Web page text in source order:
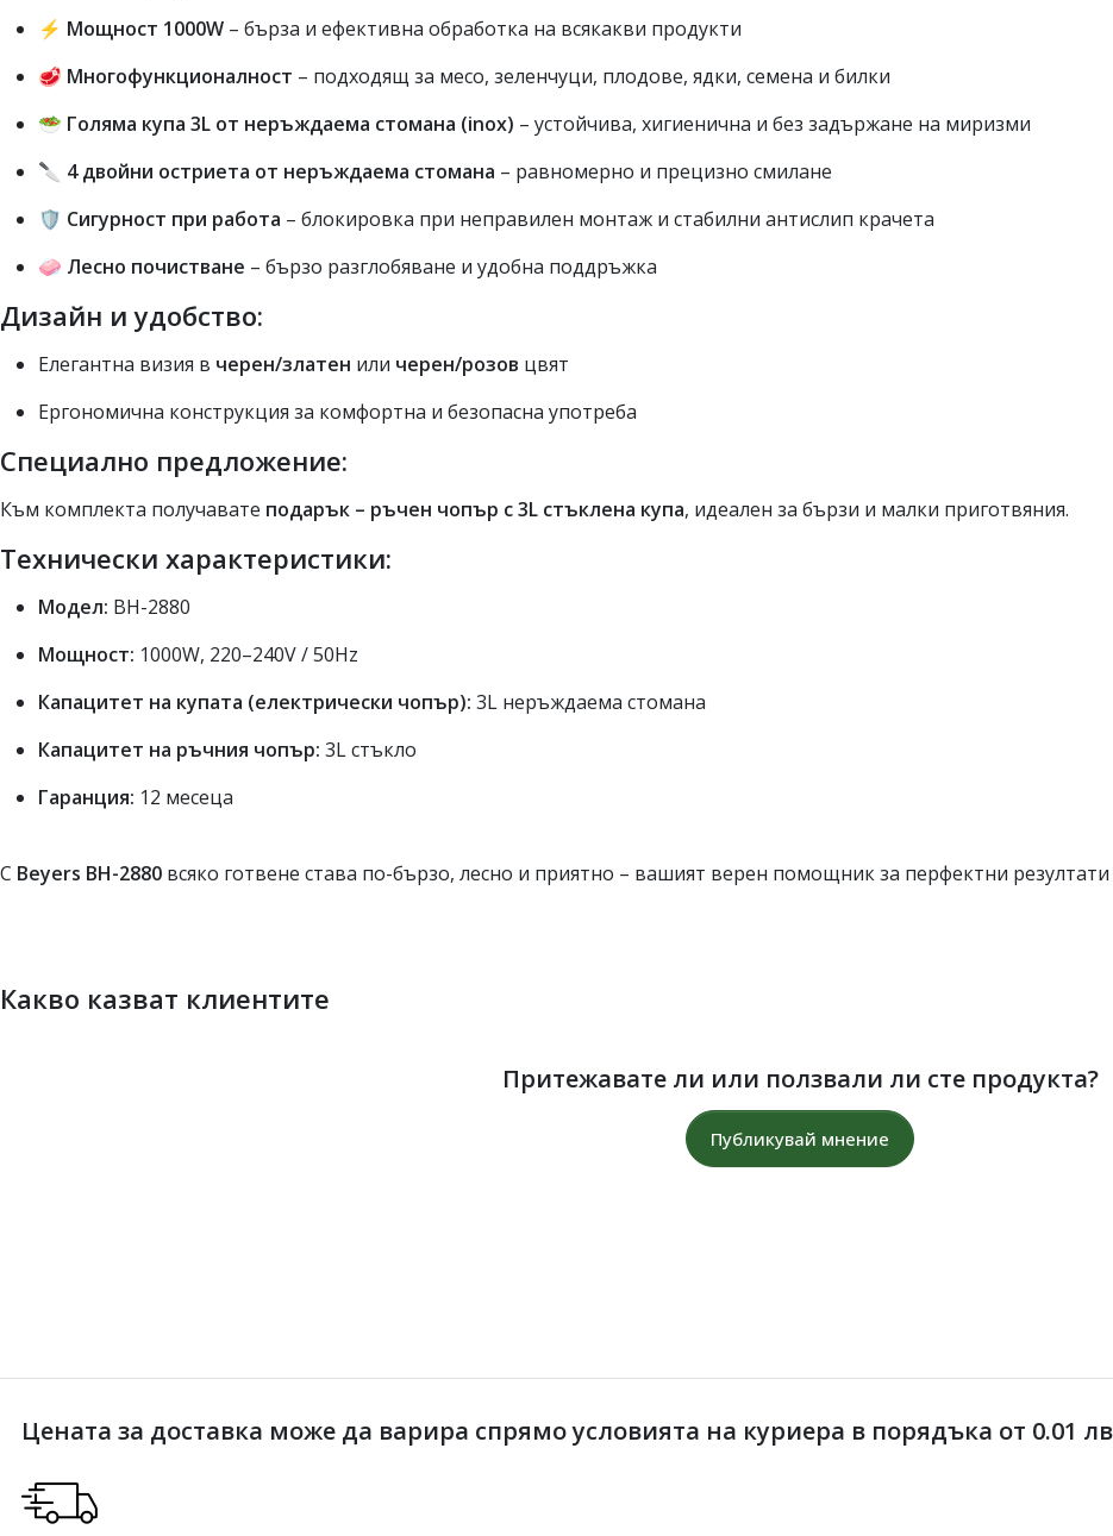
⚡ Мощност 1000W – бърза и ефективна обработка на всякакви продукти
🥩 Многофункционалност – подходящ за месо, зеленчуци, плодове, ядки, семена и билки
🥗 Голяма купа 3L от неръждаема стомана (inox) – устойчива, хигиенична и без задържане на миризми
🔪 4 двойни остриета от неръждаема стомана – равномерно и прецизно смилане
🛡 Сигурност при работа – блокировка при неправилен монтаж и стабилни антислип крачета
🧼 Лесно почистване – бързо разглобяване и удобна поддръжка
Дизайн и удобство:
Елегантна визия в черен/златен или черен/розов цвят
Ергономична конструкция за комфортна и безопасна употреба
Специално предложение:
Към комплекта получавате подарък – ръчен чопър с 3L стъклена купа, идеален за бързи и малки приготвяния.
Технически характеристики:
Модел: BH-2880
Мощност: 1000W, 220–240V / 50Hz
Капацитет на купата (електрически чопър): 3L неръждаема стомана
Капацитет на ръчния чопър: 3L стъкло
Гаранция: 12 месеца
С Beyers BH-2880 всяко готвене става по-бързо, лесно и приятно – вашият верен помощник за перфектни резултати
Какво казват клиентите
Притежавате ли или ползвали ли сте продукта?
Публикувай мнение
Цената за доставка може да варира спрямо условията на куриера в порядъка от 0.01